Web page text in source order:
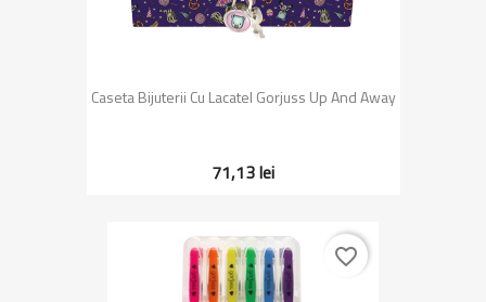
Caseta Bijuterii Cu Lacatel Gorjuss Up And Away
71,13 lei
favorite_border